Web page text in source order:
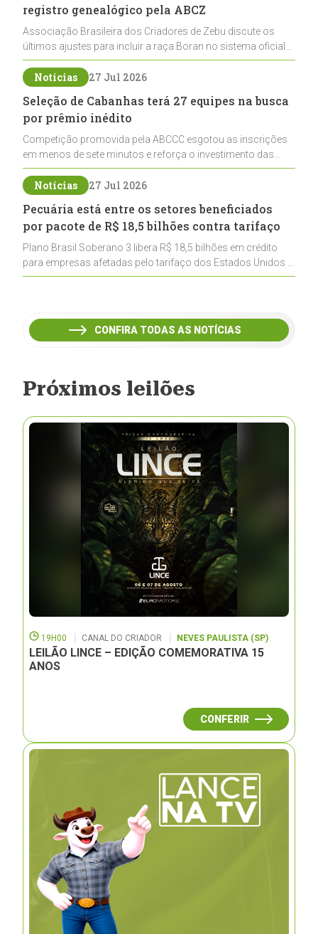
registro genealógico pela ABCZ
Associação Brasileira dos Criadores de Zebu discute os
últimos ajustes para incluir a raça Boran no sistema oficial
de registros, abrindo caminho para sua expansão na
pecuária nacional
Notícias 27 Jul 2026
Seleção de Cabanhas terá 27 equipes na busca
por prêmio inédito
Competição promovida pela ABCCC esgotou as inscrições
em menos de sete minutos e reforça o investimento das
cabanhas na seleção genética de Cavalos Crioulos voltados
ao laço
Notícias 27 Jul 2026
Pecuária está entre os setores beneficiados
por pacote de R$ 18,5 bilhões contra tarifaço
Plano Brasil Soberano 3 libera R$ 18,5 bilhões em crédito
para empresas afetadas pelo tarifaço dos Estados Unidos e
inclui a pecuária entre os setores estratégicos
CONFIRA TODAS AS NOTÍCIAS
Próximos leilões
19H00 CANAL DO CRIADOR NEVES PAULISTA (SP)
LEILÃO LINCE – EDIÇÃO COMEMORATIVA 15
ANOS
CONFERIR